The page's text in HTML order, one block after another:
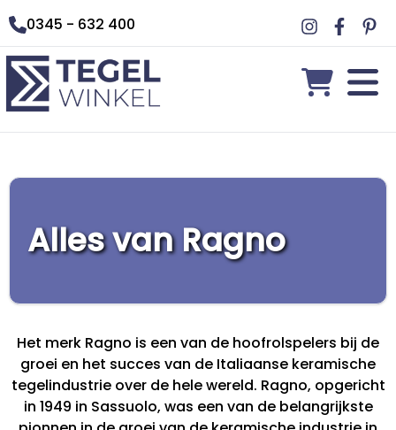
0345 - 632 400
Alles van Ragno
Het merk Ragno is een van de hoofrolspelers bij de
groei en het succes van de Italiaanse keramische
tegelindustrie over de hele wereld. Ragno, opgericht
in 1949 in Sassuolo, was een van de belangrijkste